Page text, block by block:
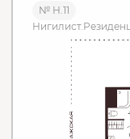
№ Н.11